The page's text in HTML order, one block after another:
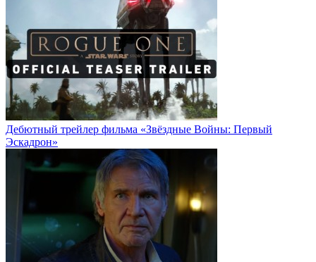
Дебютный трейлер фильма «Звёздные Войны: Первый
Эскадрон»